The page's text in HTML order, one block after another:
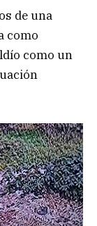
de una
como
como un